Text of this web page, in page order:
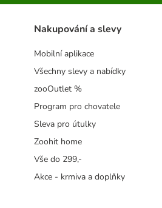
Nakupování a slevy
Mobilní aplikace
Všechny slevy a nabídky
zooOutlet %
Program pro chovatele
Sleva pro útulky
Zoohit home
Vše do 299,-
Akce - krmiva a doplňky